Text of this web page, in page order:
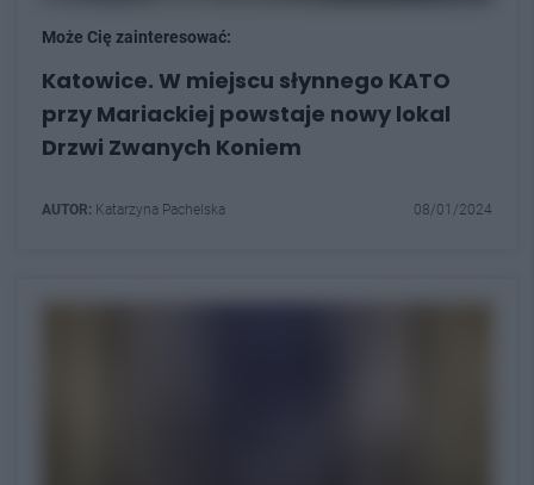
Może Cię zainteresować:
Katowice. W miejscu słynnego KATO
przy Mariackiej powstaje nowy lokal
Drzwi Zwanych Koniem
AUTOR: Katarzyna Pachelska 08/01/2024